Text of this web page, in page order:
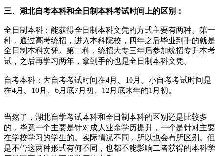
三、湖北自考本科和全日制本科考试时间上的区别：
全日制本科：能获得全日制本科文凭的方式主要有两种。第一
种，通过高考统招，进入本科院校，四年之后毕业到手的就是
全日制本科文凭。第二种，统招大专三年后参加统招专升本考
试，之后再学习两年，拿到手的也是全日制本科文凭。
自考本科：大自考考试时间在4月、10月。小自考考试时间是
在4月、10月、6月底7月初、12月底来年的1月初。
当然了，湖北自学考试本科和全日制本科的区别还是比较多
的，毕竟一个主要是针对成人业余学历提升，一个是针对主要
在学校学习的学生的。实际情况不同，所以也会有所区别。但
是不管这两种形式有何不同，也都不能影响二者获得的本科学